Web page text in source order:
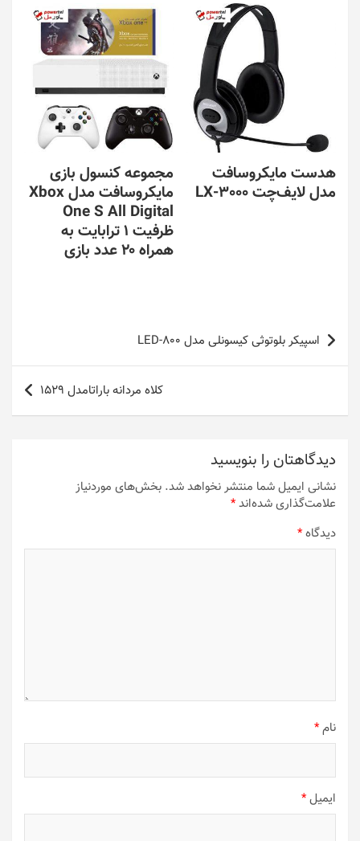
هدست مایکروسافت
مدل لایف‌چت LX-3000
مجموعه کنسول بازی
مایکروسافت مدل Xbox
One S All Digital
ظرفیت 1 ترابایت به
همراه ۲۰ عدد بازی
راهبری
نوشته
اسپیکر بلوتوثی کیسونلی مدل LED-800
کلاه مردانه باراتامدل 1529
دیدگاهتان را بنویسید
نشانی ایمیل شما منتشر نخواهد شد. بخش‌های موردنیاز
علامت‌گذاری شده‌اند*
دیدگاه*
نام*
ایمیل*